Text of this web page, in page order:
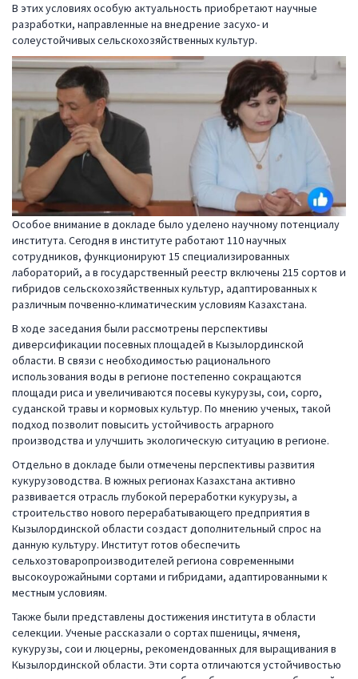
В этих условиях особую актуальность приобретают научные
разработки, направленные на внедрение засухо- и
солеустойчивых сельскохозяйственных культур.
Особое внимание в докладе было уделено научному потенциалу
института. Сегодня в институте работают 110 научных
сотрудников, функционируют 15 специализированных
лабораторий, а в государственный реестр включены 215 сортов и
гибридов сельскохозяйственных культур, адаптированных к
различным почвенно-климатическим условиям Казахстана.
В ходе заседания были рассмотрены перспективы
диверсификации посевных площадей в Кызылординской
области. В связи с необходимостью рационального
использования воды в регионе постепенно сокращаются
площади риса и увеличиваются посевы кукурузы, сои, сорго,
суданской травы и кормовых культур. По мнению ученых, такой
подход позволит повысить устойчивость аграрного
производства и улучшить экологическую ситуацию в регионе.
Отдельно в докладе были отмечены перспективы развития
кукурузоводства. В южных регионах Казахстана активно
развивается отрасль глубокой переработки кукурузы, а
строительство нового перерабатывающего предприятия в
Кызылординской области создаст дополнительный спрос на
данную культуру. Институт готов обеспечить
сельхозтоваропроизводителей региона современными
высокоурожайными сортами и гибридами, адаптированными к
местным условиям.
Также были представлены достижения института в области
селекции. Ученые рассказали о сортах пшеницы, ячменя,
кукурузы, сои и люцерны, рекомендованных для выращивания в
Кызылординской области. Эти сорта отличаются устойчивостью